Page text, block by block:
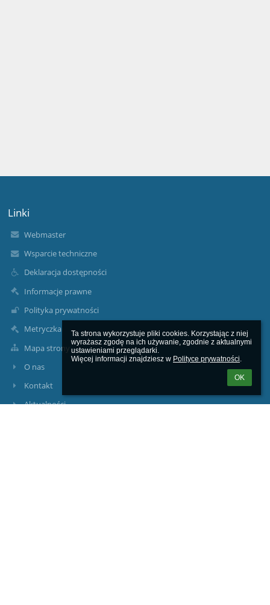
Ta strona wykorzystuje pliki cookies. Korzystając z niej
wyrażasz zgodę na ich używanie, zgodnie z aktualnymi
ustawieniami przeglądarki.
Więcej informacji znajdziesz w Polityce prywatności.
OK
Linki
Webmaster
Wsparcie techniczne
Deklaracja dostępności
Informacje prawne
Polityka prywatności
Metryczka
Mapa strony
O nas
Kontakt
Aktualności